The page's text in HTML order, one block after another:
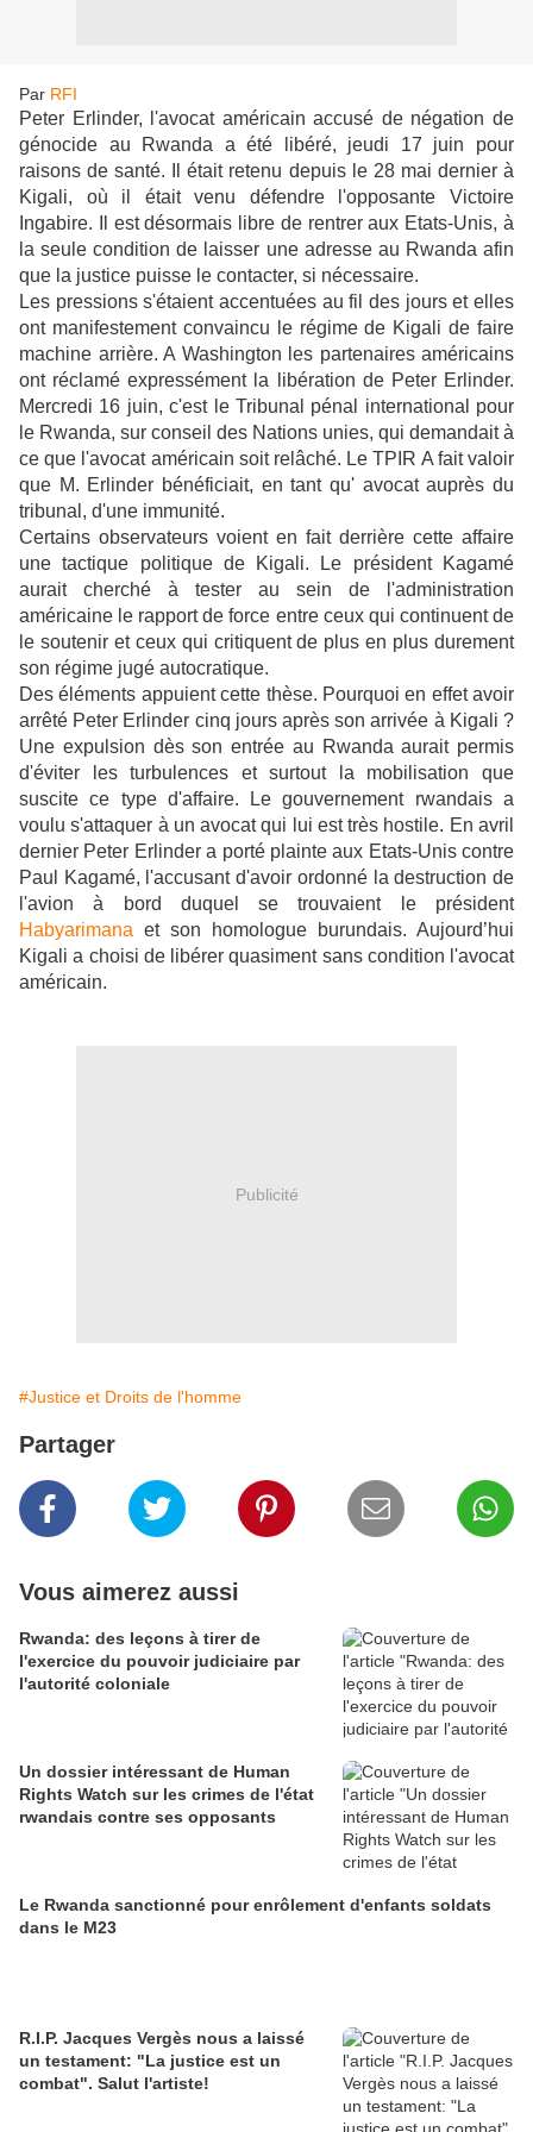
Par RFI
Peter Erlinder, l'avocat américain accusé de négation de
génocide au Rwanda a été libéré, jeudi 17 juin pour
raisons de santé. Il était retenu depuis le 28 mai dernier à
Kigali, où il était venu défendre l'opposante Victoire
Ingabire. Il est désormais libre de rentrer aux Etats-Unis, à
la seule condition de laisser une adresse au Rwanda afin
que la justice puisse le contacter, si nécessaire.
Les pressions s'étaient accentuées au fil des jours et elles
ont manifestement convaincu le régime de Kigali de faire
machine arrière. A Washington les partenaires américains
ont réclamé expressément la libération de Peter Erlinder.
Mercredi 16 juin, c'est le Tribunal pénal international pour
le Rwanda, sur conseil des Nations unies, qui demandait à
ce que l'avocat américain soit relâché. Le TPIR A fait valoir
que M. Erlinder bénéficiait, en tant qu' avocat auprès du
tribunal, d'une immunité.
Certains observateurs voient en fait derrière cette affaire
une tactique politique de Kigali. Le président Kagamé
aurait cherché à tester au sein de l'administration
américaine le rapport de force entre ceux qui continuent de
le soutenir et ceux qui critiquent de plus en plus durement
son régime jugé autocratique.
Des éléments appuient cette thèse. Pourquoi en effet avoir
arrêté Peter Erlinder cinq jours après son arrivée à Kigali ?
Une expulsion dès son entrée au Rwanda aurait permis
d'éviter les turbulences et surtout la mobilisation que
suscite ce type d'affaire. Le gouvernement rwandais a
voulu s'attaquer à un avocat qui lui est très hostile. En avril
dernier Peter Erlinder a porté plainte aux Etats-Unis contre
Paul Kagamé, l'accusant d'avoir ordonné la destruction de
l'avion à bord duquel se trouvaient le président
Habyarimana et son homologue burundais. Aujourd’hui
Kigali a choisi de libérer quasiment sans condition l'avocat
américain.
Publicité
#Justice et Droits de l'homme
Partager
Vous aimerez aussi
Rwanda: des leçons à tirer de
l'exercice du pouvoir judiciaire par
l'autorité coloniale
Un dossier intéressant de Human
Rights Watch sur les crimes de l'état
rwandais contre ses opposants
Le Rwanda sanctionné pour enrôlement d'enfants soldats
dans le M23
R.I.P. Jacques Vergès nous a laissé
un testament: "La justice est un
combat". Salut l'artiste!